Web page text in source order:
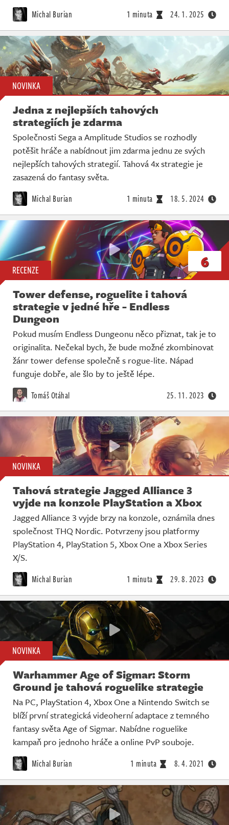
Michal Burian 1 minuta 24. 1. 2025
NOVINKA
Jedna z nejlepších tahových
strategiích je zdarma
Společnosti Sega a Amplitude Studios se rozhodly
potěšit hráče a nabídnout jim zdarma jednu ze svých
nejlepších tahových strategií. Tahová 4x strategie je
zasazená do fantasy světa.
Michal Burian 1 minuta 18. 5. 2024
RECENZE 6
Tower defense, roguelite i tahová
strategie v jedné hře - Endless
Dungeon
Pokud musím Endless Dungeonu něco přiznat, tak je to
originalita. Nečekal bych, že bude možné zkombinovat
žánr tower defense společně s rogue-lite. Nápad
funguje dobře, ale šlo by to ještě lépe.
Tomáš Otáhal 25. 11. 2023
NOVINKA
Tahová strategie Jagged Alliance 3
vyjde na konzole PlayStation a Xbox
Jagged Alliance 3 vyjde brzy na konzole, oznámila dnes
společnost THQ Nordic. Potvrzeny jsou platformy
PlayStation 4, PlayStation 5, Xbox One a Xbox Series
X/S.
Michal Burian 1 minuta 29. 8. 2023
NOVINKA
Warhammer Age of Sigmar: Storm
Ground je tahová roguelike strategie
Na PC, PlayStation 4, Xbox One a Nintendo Switch se
blíží první strategická videoherní adaptace z temného
fantasy světa Age of Sigmar. Nabídne roguelike
kampaň pro jednoho hráče a online PvP souboje.
Michal Burian 1 minuta 8. 4. 2021